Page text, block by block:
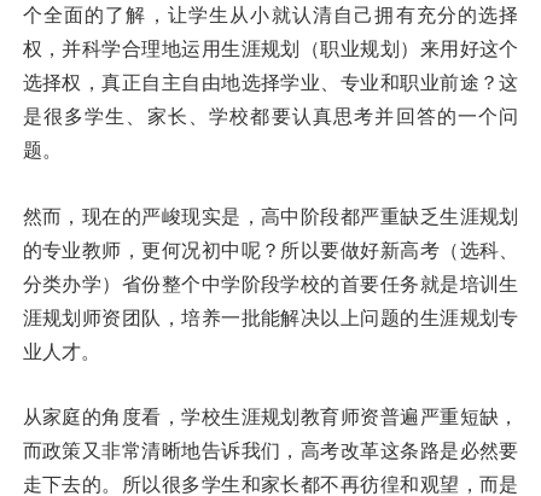
个全面的了解，让学生从小就认清自己拥有充分的选择
权，并科学合理地运用生涯规划（职业规划）来用好这个
选择权，真正自主自由地选择学业、专业和职业前途？这
是很多学生、家长、学校都要认真思考并回答的一个问
题。
然而，现在的严峻现实是，高中阶段都严重缺乏生涯规划
的专业教师，更何况初中呢？所以要做好新高考（选科、
分类办学）省份整个中学阶段学校的首要任务就是培训生
涯规划师资团队，培养一批能解决以上问题的生涯规划专
业人才。
从家庭的角度看，学校生涯规划教育师资普遍严重短缺，
而政策又非常清晰地告诉我们，高考改革这条路是必然要
走下去的。所以很多学生和家长都不再彷徨和观望，而是